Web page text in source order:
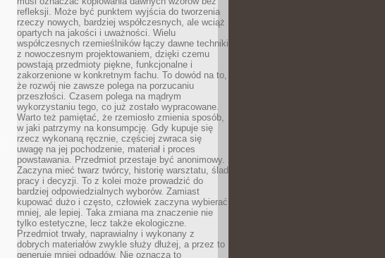
refleksji. Może być punktem wyjścia do tworzenia
rzeczy nowych, bardziej współczesnych, ale wciąż
opartych na jakości i uważności. Wielu
współczesnych rzemieślników łączy dawne techniki
z nowoczesnym projektowaniem, dzięki czemu
powstają przedmioty piękne, funkcjonalne i
zakorzenione w konkretnym fachu. To dowód na to,
że rozwój nie zawsze polega na porzucaniu
przeszłości. Czasem polega na mądrym
wykorzystaniu tego, co już zostało wypracowane.
Warto też pamiętać, że rzemiosło zmienia sposób,
w jaki patrzymy na konsumpcję. Gdy kupuje się
rzecz wykonaną ręcznie, częściej zwraca się
uwagę na jej pochodzenie, materiał i proces
powstawania. Przedmiot przestaje być anonimowy.
Zaczyna mieć twarz twórcy, historię warsztatu, ślad
pracy i decyzji. To z kolei może prowadzić do
bardziej odpowiedzialnych wyborów. Zamiast
kupować dużo i często, człowiek zaczyna wybierać
mniej, ale lepiej. Taka zmiana ma znaczenie nie
tylko estetyczne, lecz także ekologiczne.
Przedmiot trwały, naprawialny i wykonany z
dobrych materiałów zwykle służy dłużej, a przez to
generuje mniej odpadów. Nie oznacza to